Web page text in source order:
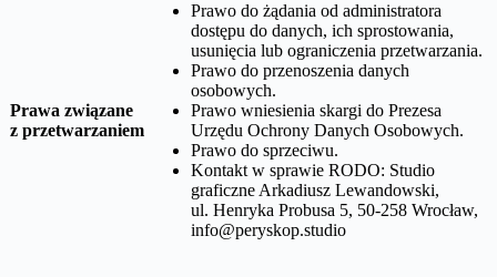
Prawa związane
z przetwarzaniem
Prawo do żądania od administratora
dostępu do danych, ich sprostowania,
usunięcia lub ograniczenia przetwarzania.
Prawo do przenoszenia danych
osobowych.
Prawo wniesienia skargi do Prezesa
Urzędu Ochrony Danych Osobowych.
Prawo do sprzeciwu.
Kontakt w sprawie RODO: Studio
graficzne Arkadiusz Lewandowski,
ul. Henryka Probusa 5, 50-258 Wrocław,
info@peryskop.studio